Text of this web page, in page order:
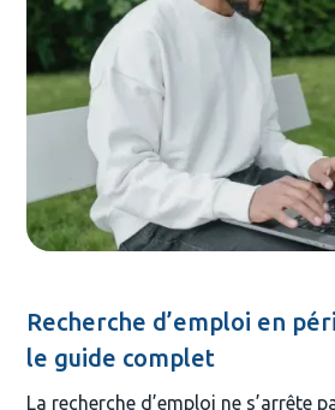
Recherche d’emploi en
le guide complet
La recherche d’emploi ne s’arrête